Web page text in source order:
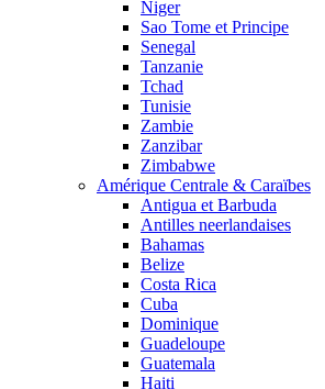
Niger
Sao Tome et Principe
Senegal
Tanzanie
Tchad
Tunisie
Zambie
Zanzibar
Zimbabwe
Amérique Centrale & Caraïbes
Antigua et Barbuda
Antilles neerlandaises
Bahamas
Belize
Costa Rica
Cuba
Dominique
Guadeloupe
Guatemala
Haiti